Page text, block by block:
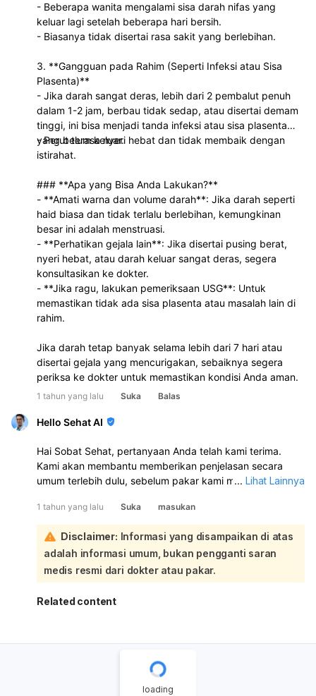
- Beberapa wanita mengalami sisa darah nifas yang
keluar lagi setelah beberapa hari bersih.
- Biasanya tidak disertai rasa sakit yang berlebihan.
3. **Gangguan pada Rahim (Seperti Infeksi atau Sisa
Plasenta)**
- Jika darah sangat deras, lebih dari 2 pembalut penuh
dalam 1-2 jam, berbau tidak sedap, atau disertai demam
tinggi, ini bisa menjadi tanda infeksi atau sisa plasenta
yang belum keluar.
- Perut terasa nyeri hebat dan tidak membaik dengan
istirahat.
### **Apa yang Bisa Anda Lakukan?**
- **Amati warna dan volume darah**: Jika darah seperti
haid biasa dan tidak terlalu berlebihan, kemungkinan
besar ini adalah menstruasi.
- **Perhatikan gejala lain**: Jika disertai pusing berat,
nyeri hebat, atau darah keluar sangat deras, segera
konsultasikan ke dokter.
- **Jika ragu, lakukan pemeriksaan USG**: Untuk
memastikan tidak ada sisa plasenta atau masalah lain di
rahim.
Jika darah tetap banyak selama lebih dari 7 hari atau
disertai gejala yang mencurigakan, sebaiknya segera
periksa ke dokter untuk memastikan kondisi Anda aman.
1 tahun yang lalu Suka Balas
Hello Sehat AI
Hai Sobat Sehat, pertanyaan Anda telah kami terima.
Kami akan membantu memberikan penjelasan secara
umum terlebih dulu, sebelum pakar kami memberikan
Masa nifas adalah periode setelah melahirkan di mana
tubuh wanita mengalami proses pemulihan. Berdasarkan
informasi yang ada, perdarahan yang terjadi setelah hari
ke-30 nifas, terutama jika disertai dengan pusing dan
nyeri perut, perlu diwaspadai.:
Perdarahan yang muncul kembali di hari ke-40 bisa jadi
minggu setelah melahirkan. Meskipun Anda menyebutkan
bahwa awal bulan biasanya adalah waktu menstruasi,
penting untuk membedakan antara perdarahan nifas dan
menstruasi. Sebaiknya Anda segera berkonsultasi dengan
... Lihat Lainnya
1 tahun yang lalu Suka masukan
Disclaimer: Informasi yang disampaikan di atas
adalah informasi umum, bukan pengganti saran
medis resmi dari dokter atau pakar.
Related content
loading